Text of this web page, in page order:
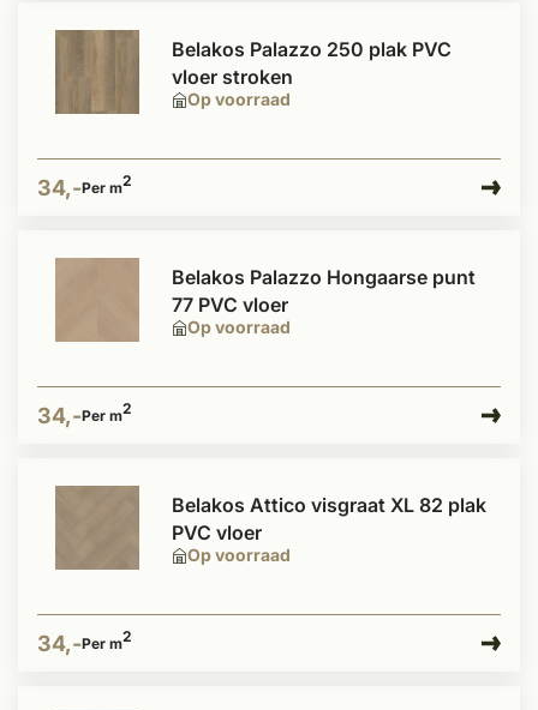
Op voorraad
Belakos Palazzo 250 plak PVC
vloer stroken
34,-Per m2
Op voorraad
Belakos Palazzo Hongaarse punt
77 PVC vloer
34,-Per m2
Op voorraad
Belakos Attico visgraat XL 82 plak
PVC vloer
34,-Per m2